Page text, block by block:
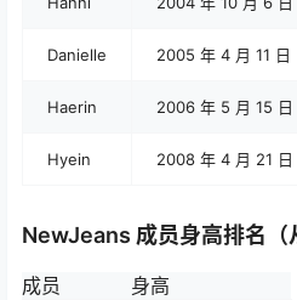
Danielle 2005 年 4 月 11 日
Haerin 2006 年 5 月 15 日
Hyein 2008 年 4 月 21 日
NewJeans 成员身高排名（
成员 身高